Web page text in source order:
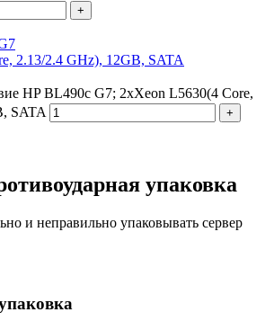
+
2.13/2.4 GHz), 12GB, SATA
HP BL490c G7; 2xXeon L5630(4 Core,
SATA
+
упаковка
и неправильно упаковывать сервер